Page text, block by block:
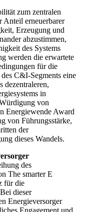
zum zentralen
Anteil erneuerbarer
Erzeugung und
abzustimmen,
des Systems
werden die erwartete
für die
C&I-Segments eine
dezentraleren,
in
von
Energiewende Award
von Führungsstärke,
der
dieses Wandels.
des
The smarter E
für die
dieser
Energieversorger